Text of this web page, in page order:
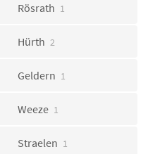
Rösrath 1
Hürth 2
Geldern 1
Weeze 1
Straelen 1